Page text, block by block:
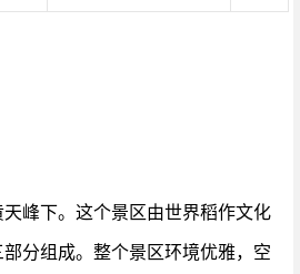
峰下。这个景区由世界稻作文化
分组成。整个景区环境优雅，空